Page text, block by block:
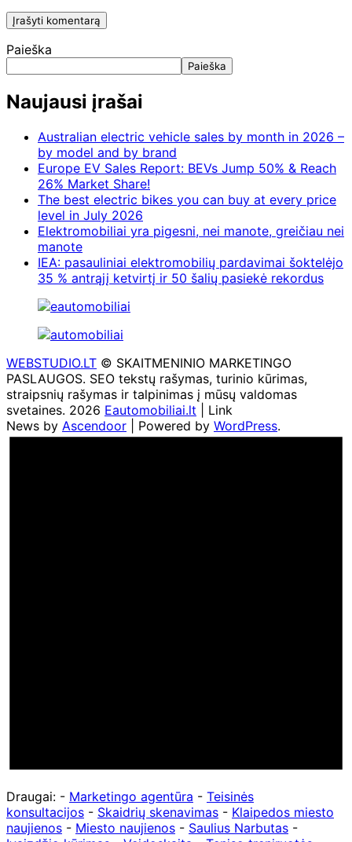
Paieška
Paieška
Naujausi įrašai
Australian electric vehicle sales by month in 2026 –
by model and by brand
Europe EV Sales Report: BEVs Jump 50% & Reach
26% Market Share!
The best electric bikes you can buy at every price
level in July 2026
Elektromobiliai yra pigesni, nei manote, greičiau nei
manote
IEA: pasauliniai elektromobilių pardavimai šoktelėjo
35 % antrąjį ketvirtį ir 50 šalių pasiekė rekordus
WEBSTUDIO.LT © SKAITMENINIO MARKETINGO
PASLAUGOS. SEO tekstų rašymas, turinio kūrimas,
straipsnių rašymas ir talpinimas į mūsų valdomas
svetaines. 2026 Eautomobiliai.lt | Link
News by Ascendoor | Powered by WordPress.
Draugai: - Marketingo agentūra - Teisinės
konsultacijos - Skaidrių skenavimas - Klaipedos miesto
naujienos - Miesto naujienos - Saulius Narbutas -